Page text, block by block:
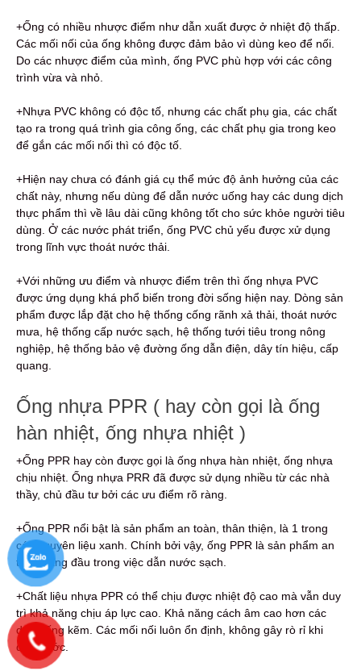
+Ống có nhiều nhược điểm như dẫn xuất được ở nhiệt độ thấp.
Các mối nối của ống không được đảm bảo vì dùng keo để nối.
Do các nhược điểm của mình, ống PVC phù hợp với các công
trình vừa và nhỏ.
+Nhựa PVC không có độc tố, nhưng các chất phụ gia, các chất
tạo ra trong quá trình gia công ống, các chất phụ gia trong keo
để gắn các mối nối thì có độc tố.
+Hiện nay chưa có đánh giá cụ thể mức độ ảnh hưởng của các
chất này, nhưng nếu dùng để dẫn nước uống hay các dung dịch
thực phẩm thì về lâu dài cũng không tốt cho sức khỏe người tiêu
dùng. Ở các nước phát triển, ống PVC chủ yếu được xử dụng
trong lĩnh vực thoát nước thải.
+Với những ưu điểm và nhược điểm trên thì ống nhựa PVC
được ứng dụng khá phổ biến trong đời sống hiện nay. Dòng sản
phẩm được lắp đặt cho hệ thống cống rãnh xả thải, thoát nước
mưa, hệ thống cấp nước sạch, hệ thống tưới tiêu trong nông
nghiệp, hệ thống bảo vệ đường ống dẫn điện, dây tín hiệu, cấp
quang.
Ống nhựa PPR ( hay còn gọi là ống
hàn nhiệt, ống nhựa nhiệt )
+Ống PPR hay còn được gọi là ống nhựa hàn nhiệt, ống nhựa
chịu nhiệt. Ống nhựa PRR đã được sử dụng nhiều từ các nhà
thầy, chủ đầu tư bởi các ưu điểm rõ ràng.
+Ống PPR nổi bật là sản phẩm an toàn, thân thiện, là 1 trong
các nguyên liệu xanh. Chính bởi vậy, ống PPR là sản phẩm an
toàn hàng đầu trong việc dẫn nước sạch.
+Chất liệu nhựa PPR có thể chịu được nhiệt độ cao mà vẫn duy
trì khả năng chịu áp lực cao. Khả năng cách âm cao hơn các
dòng ống kẽm. Các mối nối luôn ổn định, không gây rò rỉ khi
dẫn nước.